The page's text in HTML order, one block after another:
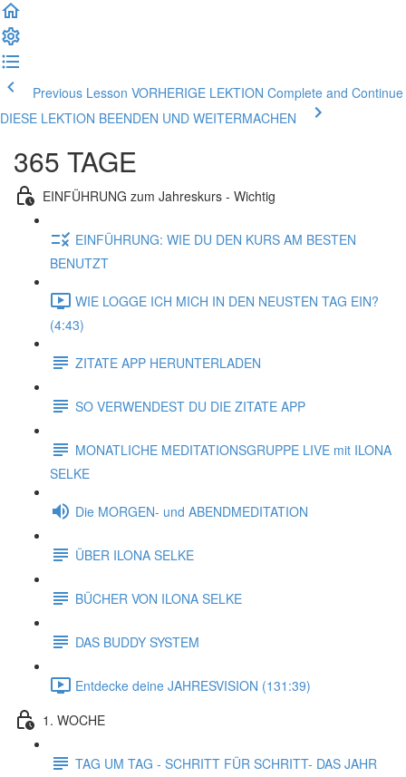
Previous Lesson VORHERIGE LEKTION Complete and Continue
DIESE LEKTION BEENDEN UND WEITERMACHEN
365 TAGE
EINFÜHRUNG zum Jahreskurs - Wichtig
EINFÜHRUNG: WIE DU DEN KURS AM BESTEN
BENUTZT
WIE LOGGE ICH MICH IN DEN NEUSTEN TAG EIN?
(4:43)
ZITATE APP HERUNTERLADEN
SO VERWENDEST DU DIE ZITATE APP
MONATLICHE MEDITATIONSGRUPPE LIVE mit ILONA
SELKE
Die MORGEN- und ABENDMEDITATION
ÜBER ILONA SELKE
BÜCHER VON ILONA SELKE
DAS BUDDY SYSTEM
Entdecke deine JAHRESVISION (131:39)
1. WOCHE
TAG UM TAG - SCHRITT FÜR SCHRITT- DAS JAHR